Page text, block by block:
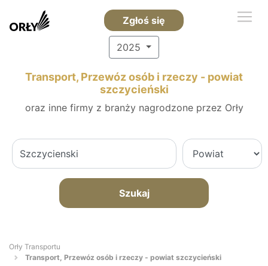
Zgłoś się
2025
Transport, Przewóz osób i rzeczy - powiat
szczycieński
oraz inne firmy z branży nagrodzone przez Orły
Szukaj
Orły Transportu
Transport, Przewóz osób i rzeczy - powiat szczycieński